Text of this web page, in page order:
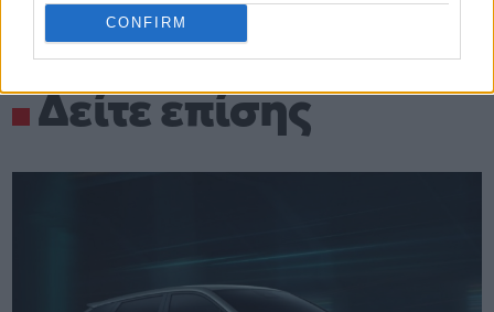
CONFIRM
Δείτε επίσης